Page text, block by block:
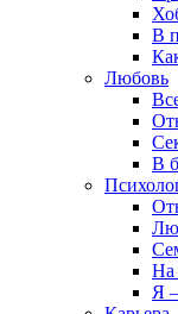
В
Любовь
В
На
Я